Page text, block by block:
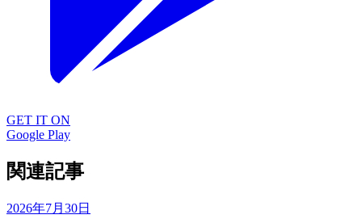
GET IT ON
Google Play
関連記事
2026年7月30日